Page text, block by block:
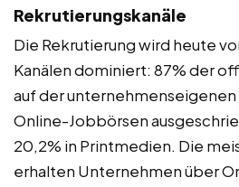
Rekrutierungskanäle
Die Rekrutierung wird heute
Kanälen dominiert: 87% der
auf der unternehmenseigenen
Online-Jobbörsen
20,2% in Printmedien. Die
erhalten Unternehmen über